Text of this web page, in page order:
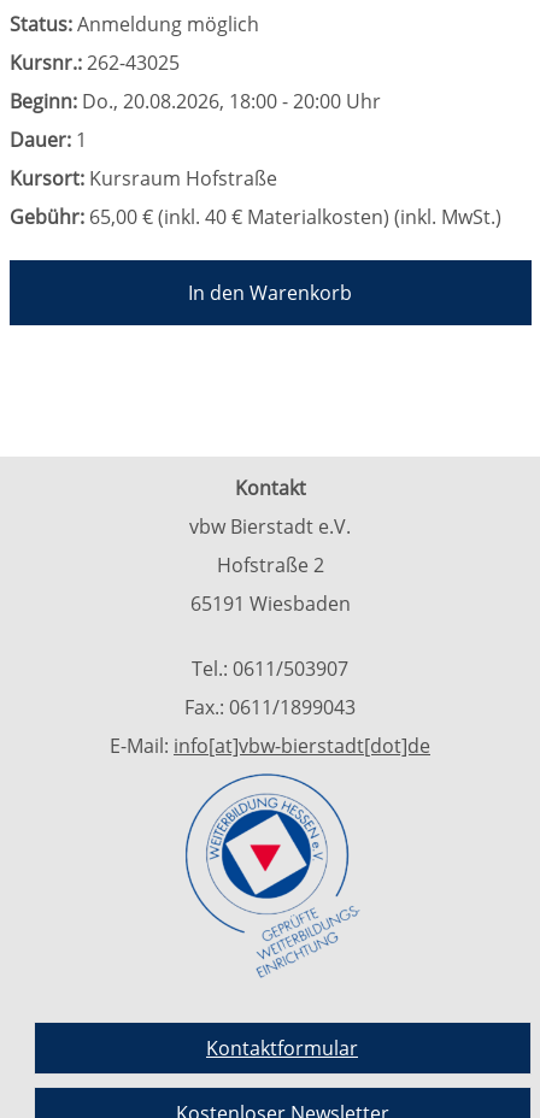
Status: Anmeldung möglich
Kursnr.:262-43025
Beginn: Do., 20.08.2026, 18:00 - 20:00 Uhr
Dauer:1
Kursort:Kursraum Hofstraße
Gebühr:65,00 € (inkl. 40 € Materialkosten) (inkl. MwSt.)
In den Warenkorb
Kontakt
vbw Bierstadt e.V.
Hofstraße 2
65191 Wiesbaden
Tel.: 0611/503907
Fax.: 0611/1899043
E-Mail: info[at]vbw-bierstadt[dot]de
Kontaktformular